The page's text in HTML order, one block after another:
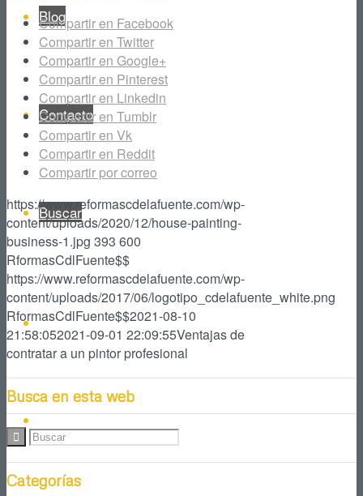
Blog
Contacto
Buscar
Facebook
Instagram
Compartir en Facebook
Compartir en Twitter
Compartir en Google+
Compartir en Pinterest
Compartir en Linkedin
Compartir en Tumblr
Compartir en Vk
Compartir en Reddit
Compartir por correo
https://www.reformascdelafuente.com/wp-
content/uploads/2020/12/house-painting-
business-1.jpg 393 600
RformasCdlFuente$$
https://www.reformascdelafuente.com/wp-
content/uploads/2017/06/logotipo_cdelafuente_white.png
RformasCdlFuente$$2021-08-10
21:58:052021-09-01 22:09:55Ventajas de
contratar a un pintor profesional
Busca en esta web
Categorías